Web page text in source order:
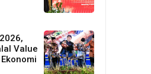
Value